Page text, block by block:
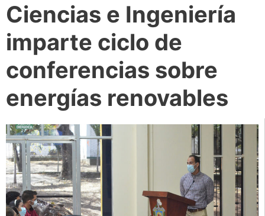
Ciencias e Ingeniería
imparte ciclo de
conferencias sobre
energías renovables